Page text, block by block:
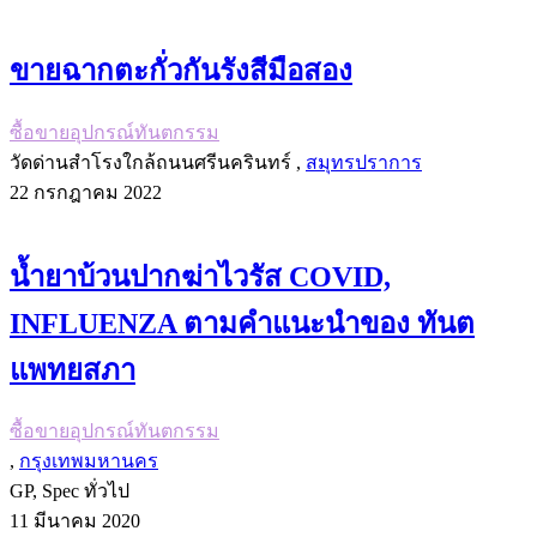
ขายฉากตะกั่วกันรังสีมือสอง
ซื้อขายอุปกรณ์ทันตกรรม
วัดด่านสำโรงใกล้ถนนศรีนครินทร์ , สมุทรปราการ
22 กรกฎาคม 2022
น้ำยาบ้วนปากฆ่าไวรัส COVID,
INFLUENZA ตามคำแนะนำของ ทันต
แพทยสภา
ซื้อขายอุปกรณ์ทันตกรรม
, กรุงเทพมหานคร
GP, Spec ทั่วไป
11 มีนาคม 2020